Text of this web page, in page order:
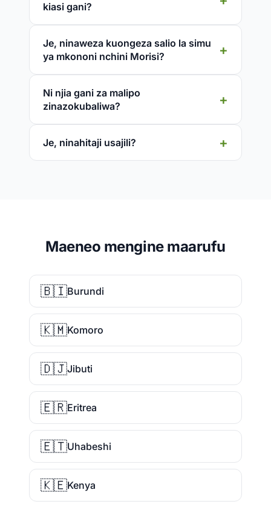
kiasi gani?
Je, ninaweza kuongeza salio la simu
ya mkononi nchini Morisi?
Ni njia gani za malipo
zinazokubaliwa?
Je, ninahitaji usajili?
Maeneo mengine maarufu
🇧🇮Burundi
🇰🇲Komoro
🇩🇯Jibuti
🇪🇷Eritrea
🇪🇹Uhabeshi
🇰🇪Kenya